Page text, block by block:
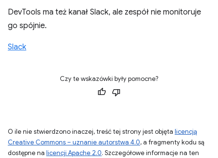
DevTools ma też kanał Slack, ale zespół nie monitoruje
go spójnie.
Slack
Czy te wskazówki były pomocne?
O ile nie stwierdzono inaczej, treść tej strony jest objęta licencją
Creative Commons – uznanie autorstwa 4.0, a fragmenty kodu są
dostępne na licencji Apache 2.0. Szczegółowe informacje na ten